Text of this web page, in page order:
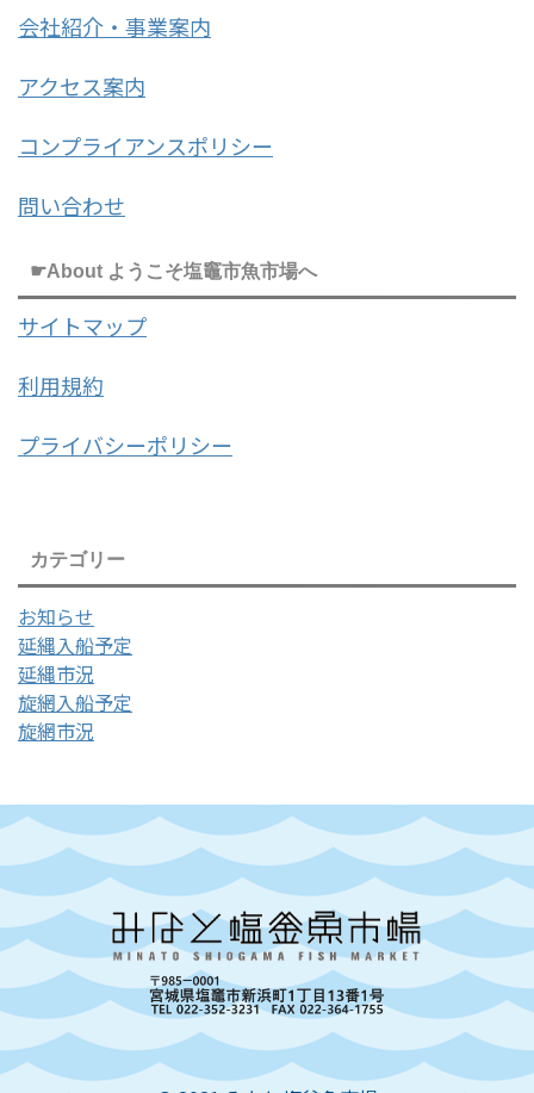
会社紹介・事業案内
アクセス案内
コンプライアンスポリシー
問い合わせ
☛About ようこそ塩竈市魚市場へ
サイトマップ
利用規約
プライバシーポリシー
カテゴリー
お知らせ
延縄入船予定
延縄市況
旋網入船予定
旋網市況